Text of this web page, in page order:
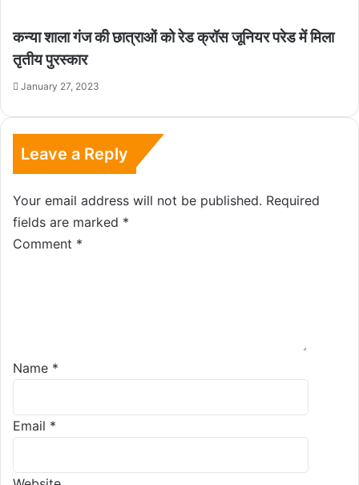
कन्या शाला गंज की छात्राओं को रेड क्रॉस जूनियर परेड में मिला
तृतीय पुरस्कार
January 27, 2023
Leave a Reply
Your email address will not be published. Required
fields are marked *
Comment *
Name *
Email *